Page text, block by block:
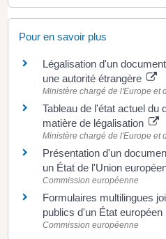
Pour en savoir plus
Légalisation d'un
une autorité étrangère
Ministère chargé de l'Europe et
Tableau de l'état actuel du
matière de légalisation
Ministère chargé de l'Europe et
Présentation d'un
un État de l'Union
Commission européenne
Formulaires multilingues
publics d'un État européen
Commission européenne